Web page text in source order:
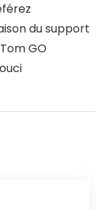
du support
GO